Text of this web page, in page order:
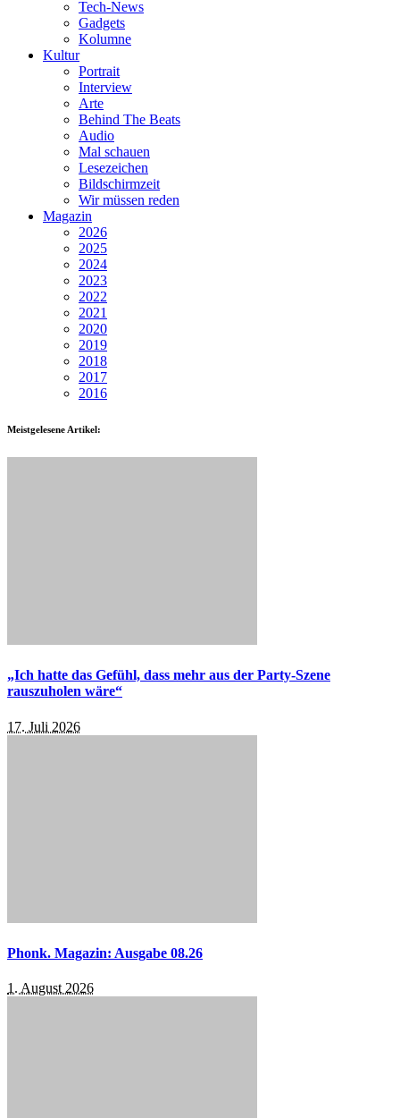
Tech-News
Gadgets
Kolumne
Kultur
Portrait
Interview
Arte
Behind The Beats
Audio
Mal schauen
Lesezeichen
Bildschirmzeit
Wir müssen reden
Magazin
2026
2025
2024
2023
2022
2021
2020
2019
2018
2017
2016
Meistgelesene Artikel:
„Ich hatte das Gefühl, dass mehr aus der Party-Szene
rauszuholen wäre“
17. Juli 2026
Phonk. Magazin: Ausgabe 08.26
1. August 2026